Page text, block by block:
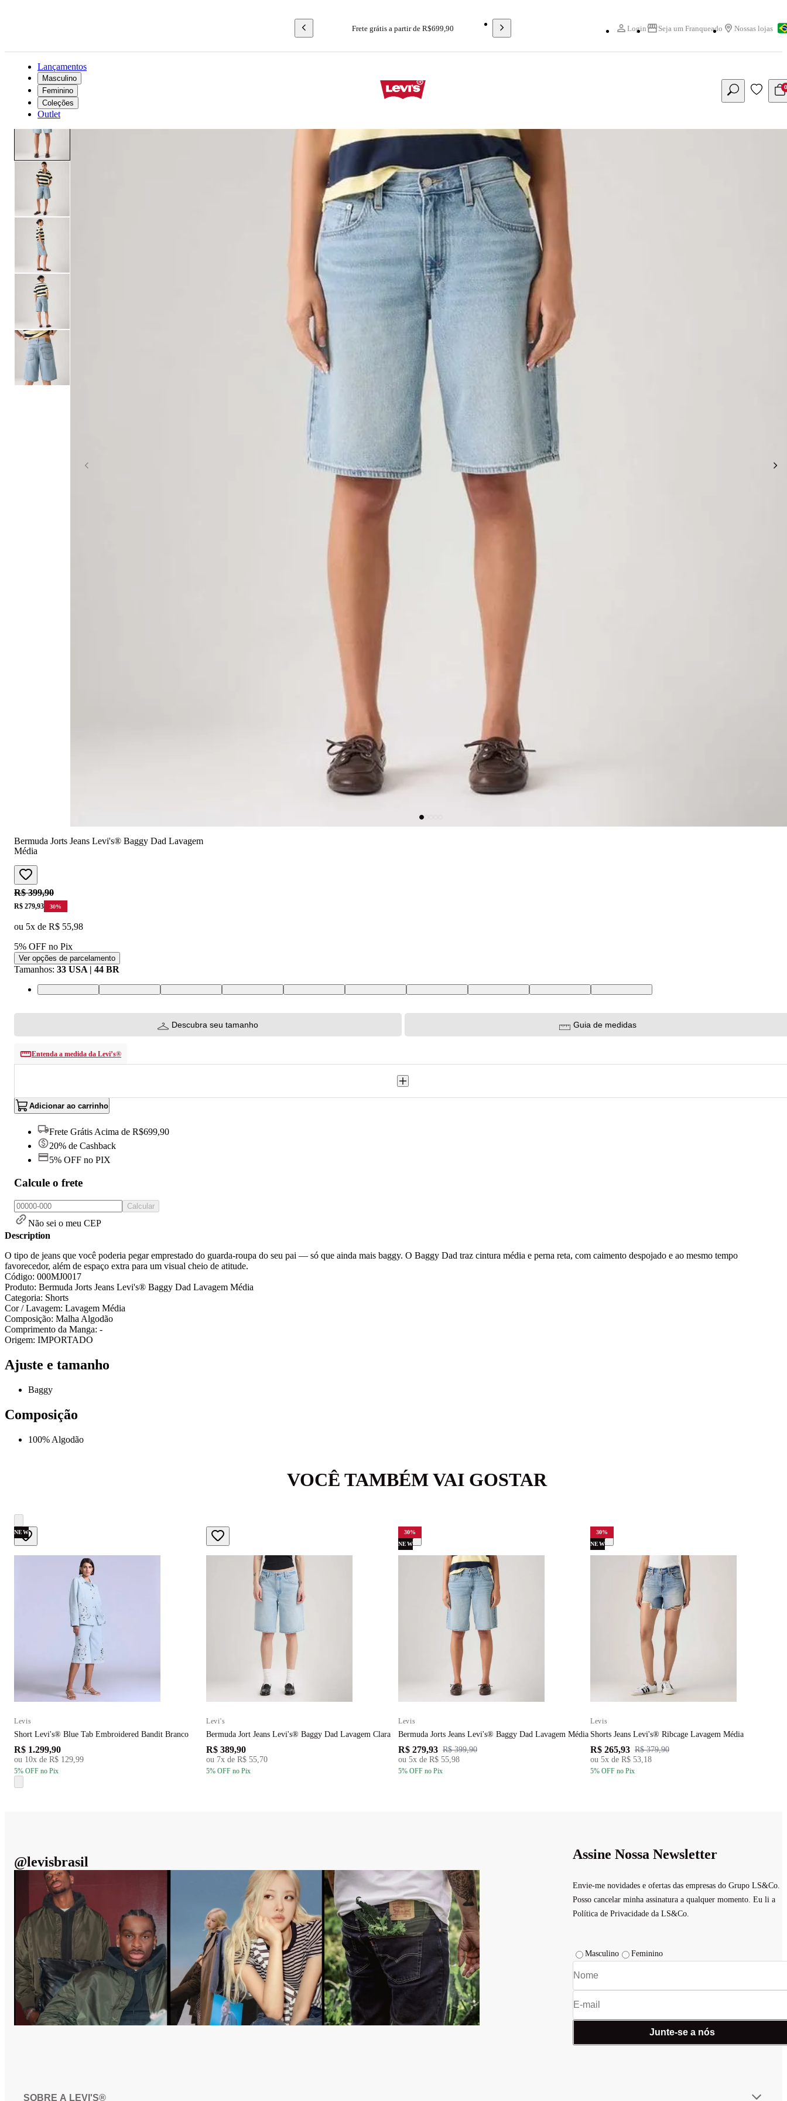
Frete grátis a partir de R$699,90 Login Seja um Franqueado Nossas lojas
Lançamentos
Masculino
Feminino
Coleções
Outlet
0
Feminino
Bermuda Jorts Jeans Levi's® Baggy Dad Lavagem
Média
Original price:
R$ 399,90
Price:
R$ 279,93 30%
ou 5x de R$ 55,98
5% OFF no Pix
Ver opções de parcelamento
Tamanhos: 33 USA | 44 BR
24 USA | 34 BR25 USA | 36 BR26 USA | 37 BR27 USA | 38 BR28 USA | 39 BR29 USA | 40 BR30 USA | 41 BR31 USA | 42 BR32 USA | 43 BR33 USA | 44 BR
Descubra seu tamanho Guia de medidas
Entenda a medida da Levi’s®
Adicionar ao carrinho
Frete Grátis Acima de R$699,90
20% de Cashback
5% OFF no PIX
Calcule o frete
Calcular
Não sei o meu CEP
Description
O tipo de jeans que você poderia pegar emprestado do guarda-roupa do seu pai — só que ainda mais baggy. O Baggy Dad traz cintura média e perna reta, com caimento despojado e ao mesmo tempo
favorecedor, além de espaço extra para um visual cheio de atitude.
Código: 000MJ0017
Produto: Bermuda Jorts Jeans Levi's® Baggy Dad Lavagem Média
Categoria: Shorts
Cor / Lavagem: Lavagem Média
Composição: Malha Algodão
Comprimento da Manga: -
Origem: IMPORTADO
Ajuste e tamanho
Baggy
Composição
100% Algodão
VOCÊ TAMBÉM VAI GOSTAR
NEW
Levis
Short Levi's® Blue Tab Embroidered Bandit Branco
R$ 1.299,90
ou 10x de R$ 129,99
5% OFF no Pix
Levi's
Bermuda Jort Jeans Levi's® Baggy Dad Lavagem Clara
R$ 389,90
ou 7x de R$ 55,70
5% OFF no Pix
30%
NEW
Levis
Bermuda Jorts Jeans Levi's® Baggy Dad Lavagem Média
R$ 279,93 R$ 399,90
ou 5x de R$ 55,98
5% OFF no Pix
30%
NEW
Levis
Shorts Jeans Levi's® Ribcage Lavagem Média
R$ 265,93 R$ 379,90
ou 5x de R$ 53,18
5% OFF no Pix
@levisbrasil
Assine Nossa Newsletter
Envie-me novidades e ofertas das empresas do Grupo LS&Co.
Posso cancelar minha assinatura a qualquer momento. Eu li a
Política de Privacidade da LS&Co.
Masculino Feminino
Junte-se a nós
SOBRE A LEVI'S®